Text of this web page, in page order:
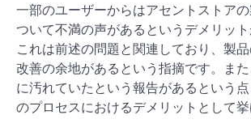
一部のユーザーからはアセントストア
ついて不満の声があるというデメリット
これは前述の問題と関連しており、製
改善の余地があるという指摘です。ま
に汚れていたという報告があるという
のプロセスにおけるデメリットとして挙